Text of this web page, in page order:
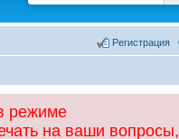
Регистрация
режиме
на ваши вопросы,